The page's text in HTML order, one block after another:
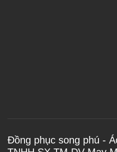
Đồng phục song phú -